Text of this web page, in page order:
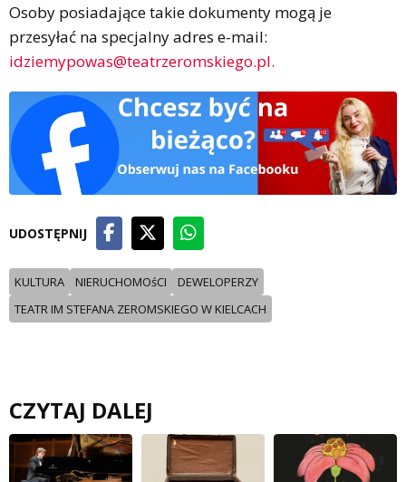
Osoby posiadające takie dokumenty mogą je
przesyłać na specjalny adres e-mail:
idziemypowas@teatrzeromskiego.pl.
UDOSTĘPNIJ
KULTURA NIERUCHOMOśCI
DEWELOPERZY
TEATR IM STEFANA ZEROMSKIEGO W KIELCACH
CZYTAJ DALEJ